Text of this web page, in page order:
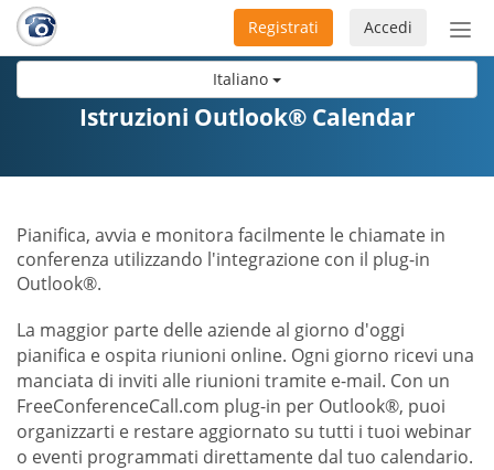
Italiano
Accedi
Registrati
Istruzioni Outlook® Calendar
Pianifica, avvia e monitora facilmente le chiamate in
conferenza utilizzando l'integrazione con il plug-in
Outlook®.
La maggior parte delle aziende al giorno d'oggi
pianifica e ospita riunioni online. Ogni giorno ricevi una
manciata di inviti alle riunioni tramite e-mail. Con un
FreeConferenceCall.com plug-in per Outlook®, puoi
organizzarti e restare aggiornato su tutti i tuoi webinar
o eventi programmati direttamente dal tuo calendario.